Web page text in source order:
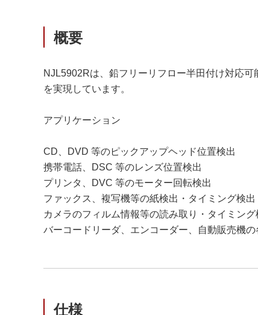
概要
NJL5902Rは、鉛フリーリフロー半田付け対応
を実現しています。
アプリケーション
CD、DVD 等のピックアップヘッド位置検出
携帯電話、DSC 等のレンズ位置検出
プリンタ、DVC 等のモーター回転検出
ファックス、複写機等の紙検出・タイミング検出
カメラのフィルム情報等の読み取り・タイミング
バーコードリーダ、エンコーダー、自動販売機の
仕様